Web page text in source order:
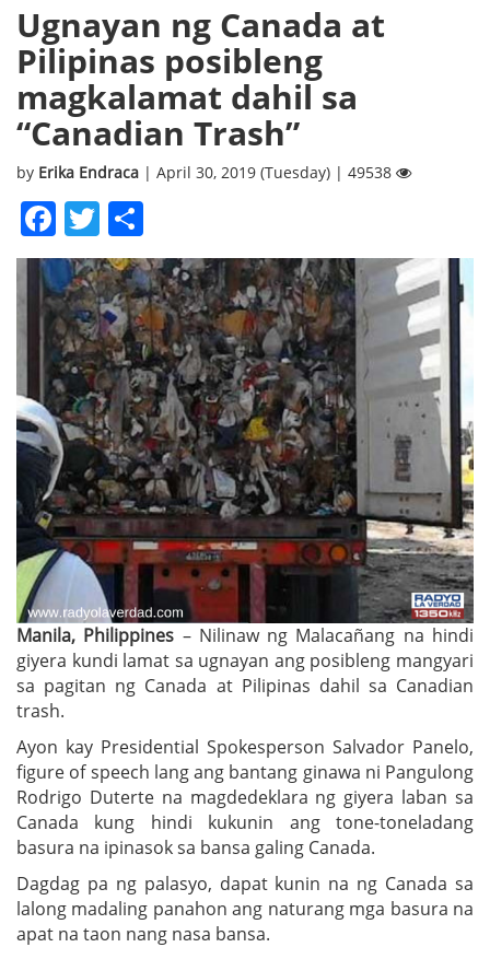
Ugnayan ng Canada at
Pilipinas posibleng
magkalamat dahil sa
“Canadian Trash”
by Erika Endraca | April 30, 2019 (Tuesday) | 49538
Facebook
Twitter
Manila, Philippines – Nilinaw ng Malacañang na hindi
giyera kundi lamat sa ugnayan ang posibleng mangyari
sa pagitan ng Canada at Pilipinas dahil sa Canadian
trash.
Ayon kay Presidential Spokesperson Salvador Panelo,
figure of speech lang ang bantang ginawa ni Pangulong
Rodrigo Duterte na magdedeklara ng giyera laban sa
Canada kung hindi kukunin ang tone-toneladang
basura na ipinasok sa bansa galing Canada.
Dagdag pa ng palasyo, dapat kunin na ng Canada sa
lalong madaling panahon ang naturang mga basura na
apat na taon nang nasa bansa.